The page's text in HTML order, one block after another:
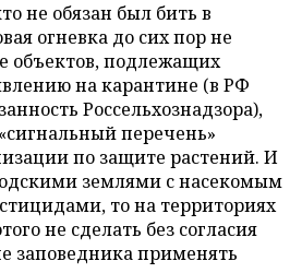
не обязан был бить в
огневка до сих пор не
объектов, подлежащих
на карантине (в РФ
Россельхознадзора),
перечень»
по защите растений. И
землями с насекомым
то на территориях
не сделать без согласия
заповедника применять